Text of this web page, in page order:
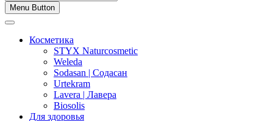
Menu Button
Косметика
STYX Naturcosmetic
Weleda
Sodasan | Содасан
Urtekram
Lavera | Лавера
Biosolis
Для здоровья